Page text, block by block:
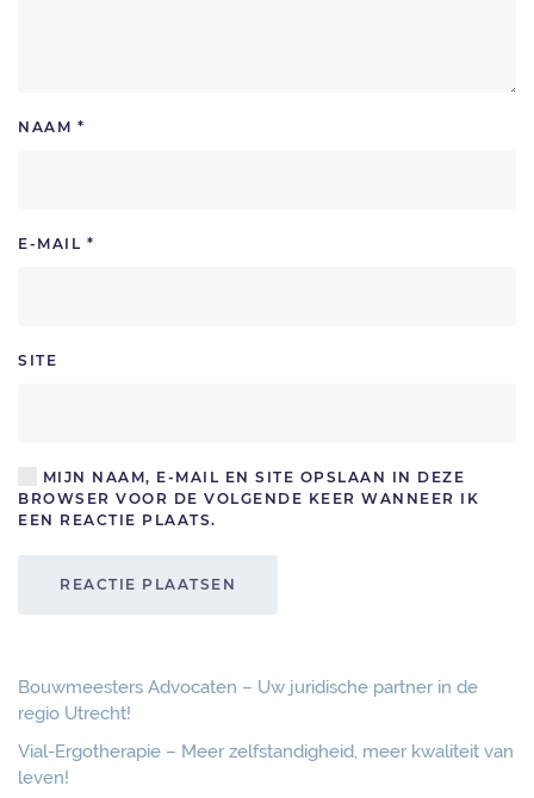
NAAM *
E-MAIL *
SITE
MIJN NAAM, E-MAIL EN SITE OPSLAAN IN DEZE
BROWSER VOOR DE VOLGENDE KEER WANNEER IK
EEN REACTIE PLAATS.
REACTIE PLAATSEN
Bouwmeesters Advocaten – Uw juridische partner in de
regio Utrecht!
Vial-Ergotherapie – Meer zelfstandigheid, meer kwaliteit van
leven!